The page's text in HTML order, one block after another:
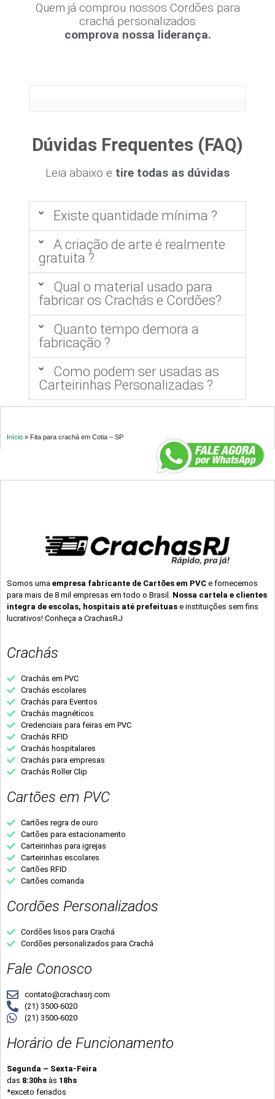
Quem já comprou nossos Cordões para
crachá personalizados
comprova nossa liderança.
Dúvidas Frequentes (FAQ)
Leia abaixo e tire todas as dúvidas
Existe quantidade mínima ?
A criação de arte é realmente
gratuita ?
Qual o material usado para
fabricar os Crachás e Cordões?
Quanto tempo demora a
fabricação ?
Como podem ser usadas as
Carteirinhas Personalizadas ?
Início » Fita para crachá em Cotia – SP
Somos uma empresa fabricante de Cartões em PVC e fornecemos
para mais de 8 mil empresas em todo o Brasil. Nossa cartela e clientes
integra de escolas, hospitais até prefeituas e instituições sem fins
lucrativos! Conheça a CrachasRJ
Crachás
Crachás em PVC
Crachás escolares
Crachás para Eventos
Crachás magnéticos
Credenciais para feiras em PVC
Crachás RFID
Crachás hospitalares
Crachás para empresas
Crachás Roller Clip
Cartões em PVC
Cartões regra de ouro
Cartões para estacionamento
Carteirinhas para igrejas
Carteirinhas escolares
Cartões RFID
Cartões comanda
Cordões Personalizados
Cordões lisos para Crachá
Cordões personalizados para Crachá
Fale Conosco
contato@crachasrj.com
(21) 3500-6020
(21) 3500-6020
Horário de Funcionamento
Segunda – Sexta-Feira
das 8:30hs às 18hs
*exceto feriados